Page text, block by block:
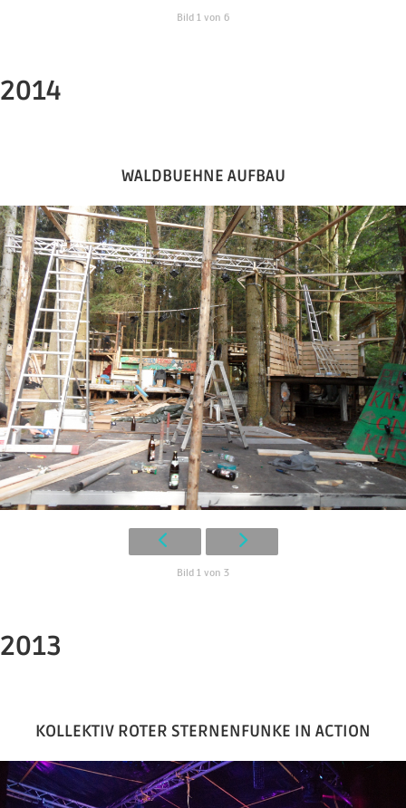
Bild 1 von 6
2014
WALDBUEHNE AUFBAU
Bild 1 von 3
2013
KOLLEKTIV ROTER STERNENFUNKE IN ACTION